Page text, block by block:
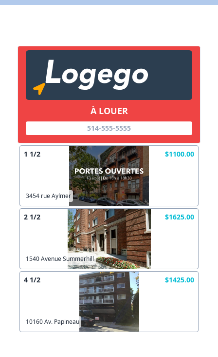
À LOUER
514-555-5555
1 1/2 $1100.00
3454 rue Aylmer
2 1/2 $1625.00
1540 Avenue Summerhill
4 1/2 $1425.00
10160 Av. Papineau
Lien vers inscription (sera inclus dans courriel)
Copier lien
X Fermer Envoyez
X Fermer